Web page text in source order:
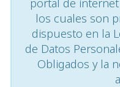
los cuales son
dispuesto en la
de Datos
Obligados y la